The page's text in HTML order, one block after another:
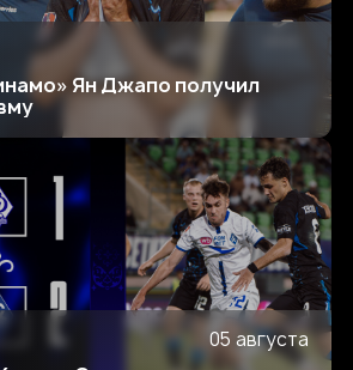
Ян Джапо получил
05 августа